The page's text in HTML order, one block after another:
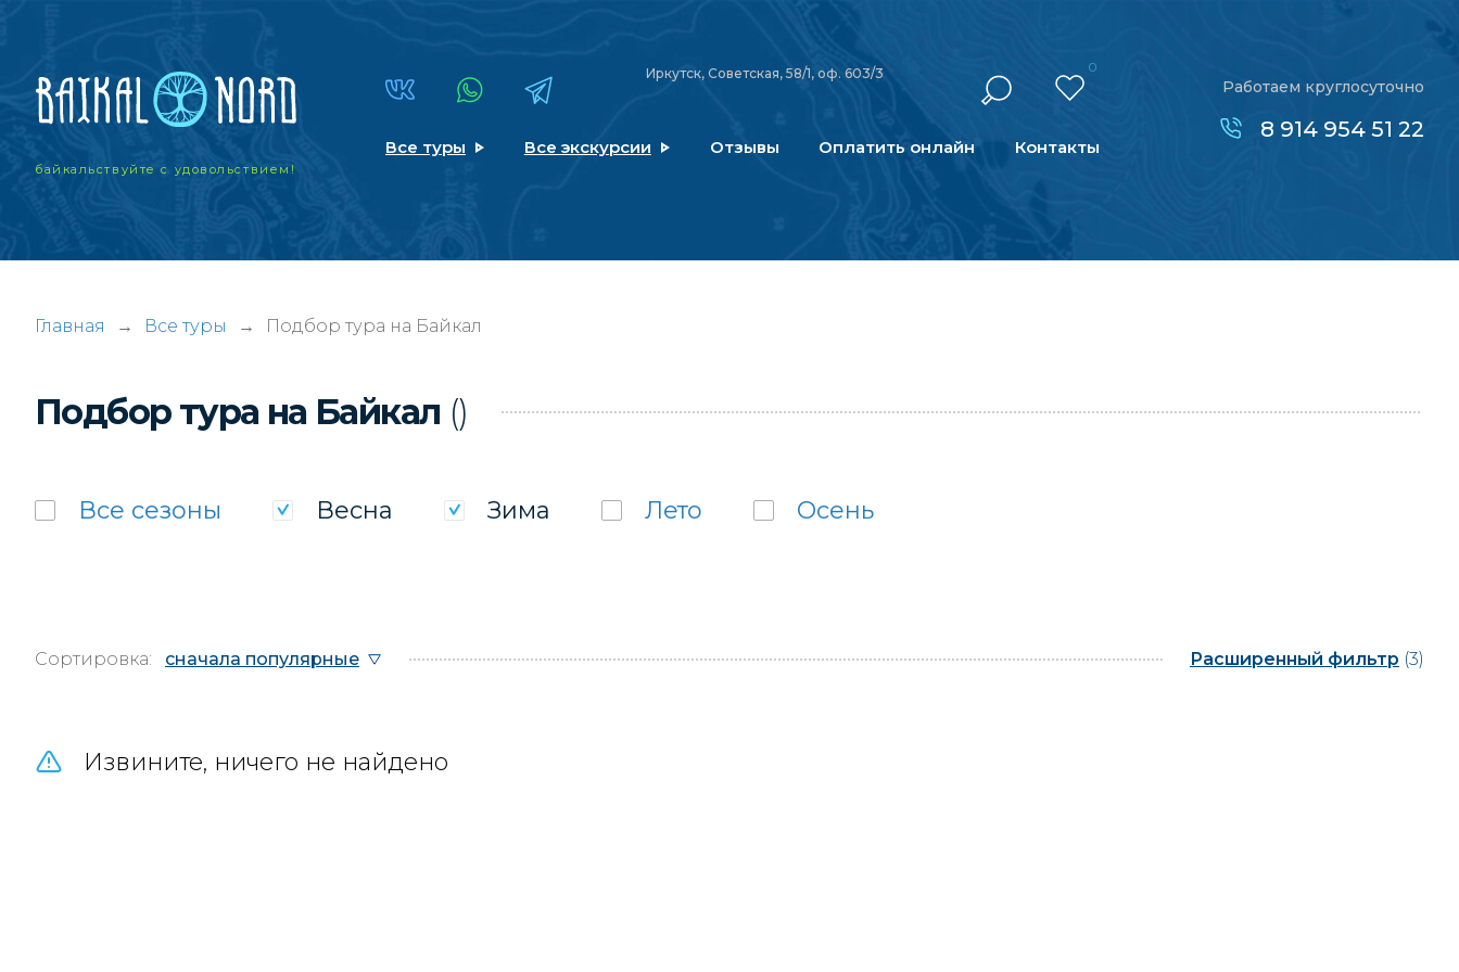
байкальствуйтес удовольствием!
Иркутск, Советская, 58/1, оф. 603/3 0
Все туры Все экскурсии Отзывы Оплатить онлайн Контакты
Работаем круглосуточно
8 914 954 51 22
Главная → Все туры → Подбор тура на Байкал
Подбор тура на Байкал ()
Все сезоны Весна Зима Лето Осень
Сортировка: сначала популярные Расширенный фильтр (3)
Извините, ничего не найдено